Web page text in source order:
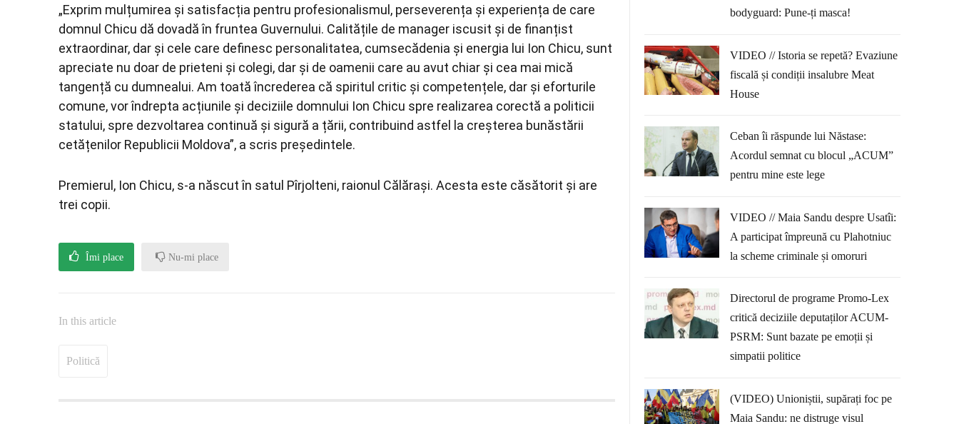
„Exprim mulțumirea și satisfacția pentru profesionalismul, perseverența și experiența de care
domnul Chicu dă dovadă în fruntea Guvernului. Calitățile de manager iscusit și de finanțist
extraordinar, dar și cele care definesc personalitatea, cumsecădenia și energia lui Ion Chicu, sunt
apreciate nu doar de prieteni și colegi, dar și de oamenii care au avut chiar și cea mai mică
tangență cu dumnealui. Am toată încrederea că spiritul critic și competențele, dar și eforturile
comune, vor îndrepta acțiunile și deciziile domnului Ion Chicu spre realizarea corectă a politicii
statului, spre dezvoltarea continuă și sigură a țării, contribuind astfel la creșterea bunăstării
cetățenilor Republicii Moldova”, a scris președintele.
Premierul, Ion Chicu, s-a născut în satul Pîrjolteni, raionul Călărași. Acesta este căsătorit și are
trei copii.
Îmi place Nu-mi place
In this article
Politică
bodyguard: Pune-ți masca!
VIDEO // Istoria se repetă? Evaziune
fiscală și condiții insalubre Meat
House
Ceban îi răspunde lui Năstase:
Acordul semnat cu blocul „ACUM”
pentru mine este lege
VIDEO // Maia Sandu despre Usatîi:
A participat împreună cu Plahotniuc
la scheme criminale și omoruri
Directorul de programe Promo-Lex
critică deciziile deputaților ACUM-
PSRM: Sunt bazate pe emoții și
simpatii politice
(VIDEO) Unioniștii, supărați foc pe
Maia Sandu: ne distruge visul